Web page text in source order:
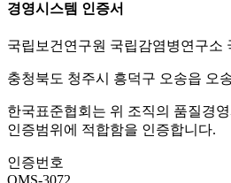
경영시스템 인증서
국립보건연구원 국립감염병연구소
충청북도 청주시 흥덕구 오송읍 오
한국표준협회는 위 조직의 품질경
인증범위에 적합함을 인증합니다.
인증번호